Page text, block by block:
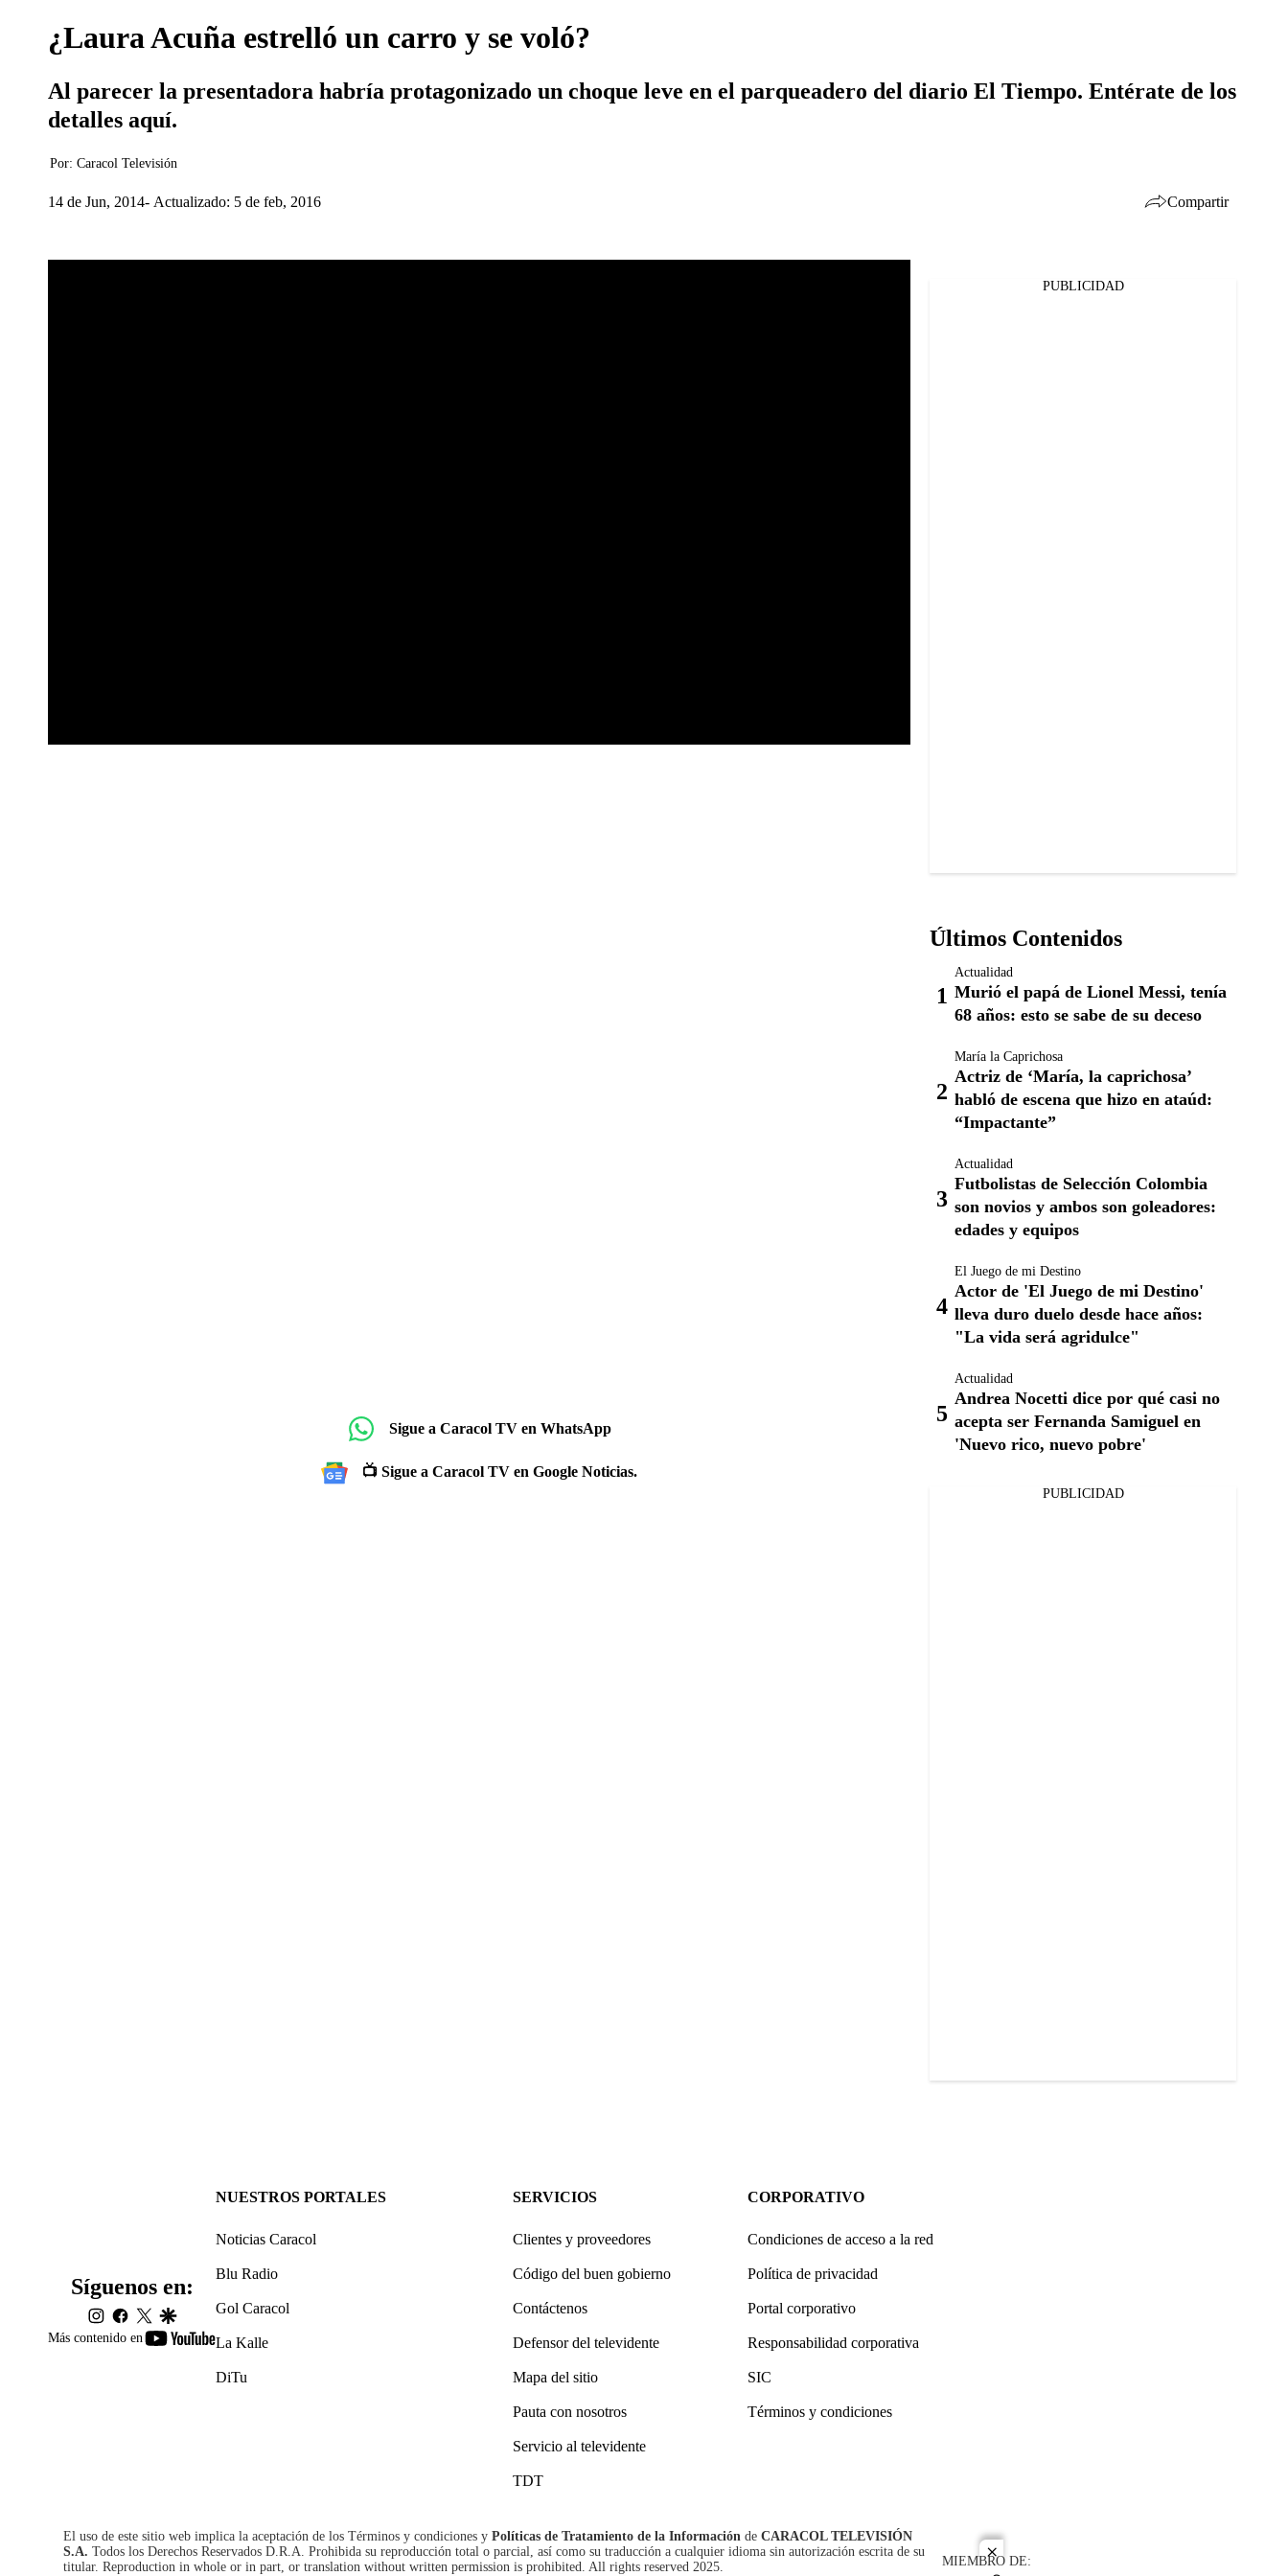
close
¿Laura Acuña estrelló un carro y se voló?
Al parecer la presentadora habría protagonizado un choque leve en el parqueadero del diario El Tiempo. Entérate de los
detalles aquí.
Por: Caracol Televisión
14 de Jun, 2014 Actualizado: 5 de feb, 2016 Compartir
Sigue a Caracol TV en WhatsApp
📺 Sigue a Caracol TV en Google Noticias.
PUBLICIDAD
Últimos Contenidos
Actualidad
Murió el papá de Lionel Messi, tenía
68 años: esto se sabe de su deceso
María la Caprichosa
Actriz de ‘María, la caprichosa’
habló de escena que hizo en ataúd:
“Impactante”
Actualidad
Futbolistas de Selección Colombia
son novios y ambos son goleadores:
edades y equipos
El Juego de mi Destino
Actor de 'El Juego de mi Destino'
lleva duro duelo desde hace años:
"La vida será agridulce"
Actualidad
Andrea Nocetti dice por qué casi no
acepta ser Fernanda Samiguel en
'Nuevo rico, nuevo pobre'
PUBLICIDAD
Más contenido en
youtube-
Síguenos en:
instagram
facebook
twittergoogle
NUESTROS PORTALES
Noticias Caracol
Blu Radio
Gol Caracol
La Kalle
DiTu
SERVICIOS
Clientes y proveedores
Código del buen gobierno
Contáctenos
Defensor del televidente
Mapa del sitio
Pauta con nosotros
Servicio al televidente
TDT
CORPORATIVO
Condiciones de acceso a la red
Política de privacidad
Portal corporativo
Responsabilidad corporativa
SIC
Términos y condiciones
El uso de este sitio web implica la aceptación de los Términos y condiciones y Políticas de Tratamiento de la Información de CARACOL TELEVISIÓN
S.A. Todos los Derechos Reservados D.R.A. Prohibida su reproducción total o parcial, así como su traducción a cualquier idioma sin autorización escrita de su
titular. Reproduction in whole or in part, or translation without written permission is prohibited. All rights reserved 2025.
MIEMBRO DE: